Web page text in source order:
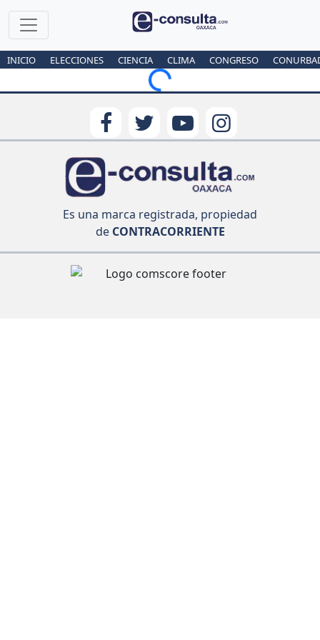
INICIO ELECCIONES CIENCIA CLIMA CONGRESO
Loading...
Es una marca registrada, propiedad
deCONTRACORRIENTE